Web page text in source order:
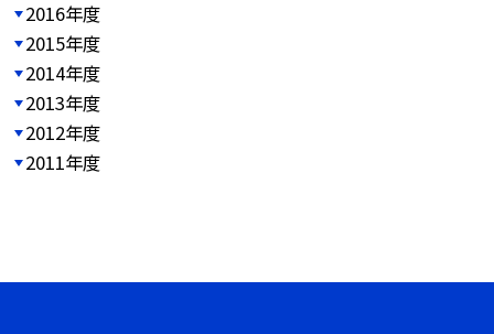
2016年度
2015年度
2014年度
2013年度
2012年度
2011年度